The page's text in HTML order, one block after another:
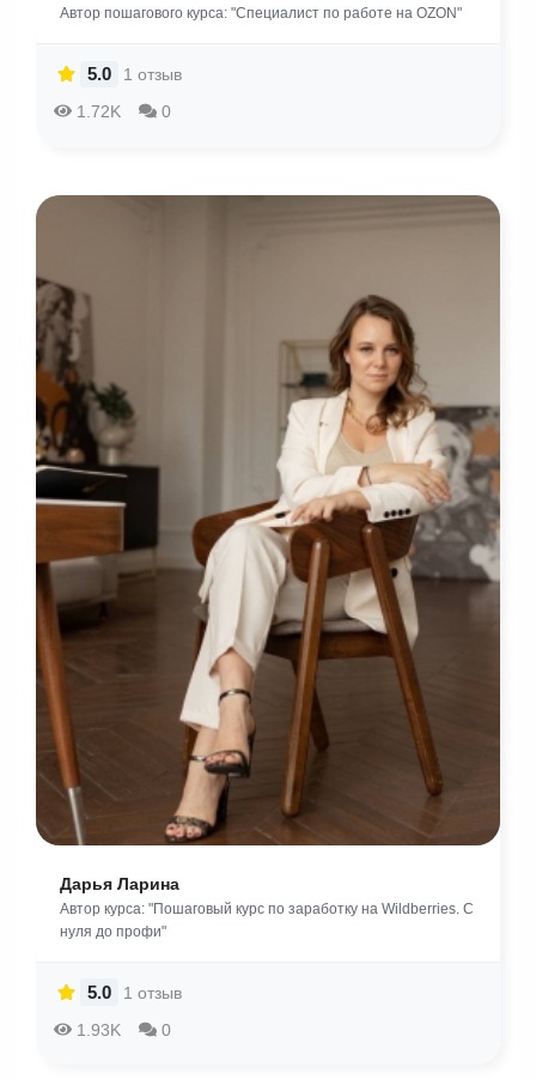
Автор пошагового курса: "Специалист по работе на OZON"
1.72K 0
5.0 1 отзыв
Дарья Ларина
Автор курса: "Пошаговый курс по заработку на Wildberries. С
нуля до профи"
1.93K 0
5.0 1 отзыв